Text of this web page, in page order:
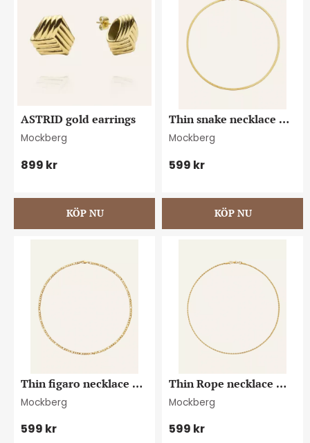
ASTRID gold earrings
Mockberg
899 kr
Thin snake necklace
gold
Mockberg
599 kr
Thin figaro necklace
gold
Mockberg
599 kr
Thin Rope necklace
gold
Mockberg
599 kr